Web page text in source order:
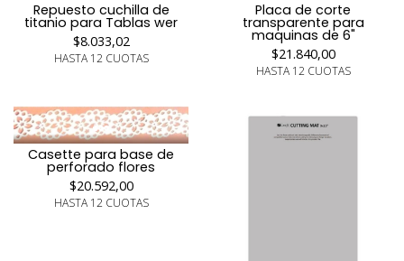
Repuesto cuchilla de
titanio para Tablas wer
$8.033,02
HASTA 12 CUOTAS
Placa de corte
transparente para
maquinas de 6"
$21.840,00
HASTA 12 CUOTAS
Casette para base de
perforado flores
$20.592,00
HASTA 12 CUOTAS